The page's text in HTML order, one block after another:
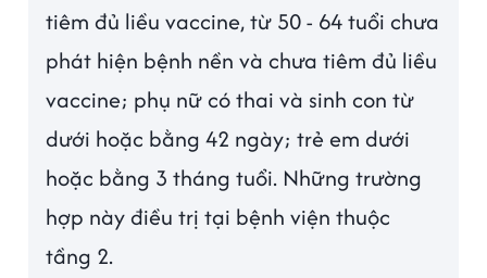
tiêm đủ liều vaccine, từ 50 - 64 tuổi chưa
phát hiện bệnh nền và chưa tiêm đủ liều
vaccine; phụ nữ có thai và sinh con từ
dưới hoặc bằng 42 ngày; trẻ em dưới
hoặc bằng 3 tháng tuổi. Những trường
hợp này điều trị tại bệnh viện thuộc
tầng 2.